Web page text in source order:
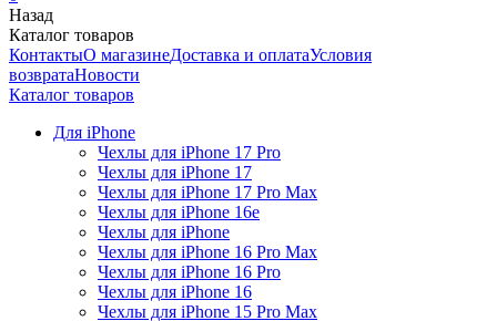
Назад
Каталог товаров
КонтактыО магазинеДоставка и оплатаУсловия
возвратаНовости
Каталог товаров
Для iPhone
Чехлы для iPhone 17 Pro
Чехлы для iPhone 17
Чехлы для iPhone 17 Pro Max
Чехлы для iPhone 16e
Чехлы для iPhone
Чехлы для iPhone 16 Pro Max
Чехлы для iPhone 16 Pro
Чехлы для iPhone 16
Чехлы для iPhone 15 Pro Max